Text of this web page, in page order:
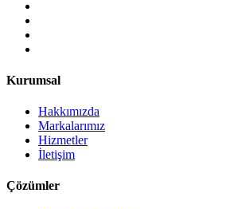
Kurumsal
Hakkımızda
Markalarımız
Hizmetler
İletişim
Çözümler